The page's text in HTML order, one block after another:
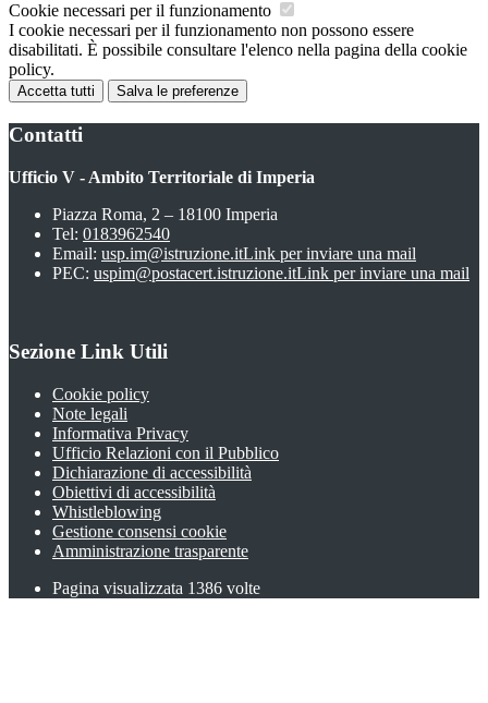
Cookie necessari per il funzionamento
I cookie necessari per il funzionamento non possono essere
disabilitati. È possibile consultare l'elenco nella pagina della cookie
policy.
Accetta tutti Salva le preferenze
Contatti
Ufficio V - Ambito Territoriale di Imperia
Piazza Roma, 2 – 18100 Imperia
Tel: 0183962540
Email: usp.im@istruzione.itLink per inviare una mail
PEC: uspim@postacert.istruzione.itLink per inviare una mail
Sezione Link Utili
Cookie policy
Note legali
Informativa Privacy
Ufficio Relazioni con il Pubblico
Dichiarazione di accessibilità
Obiettivi di accessibilità
Whistleblowing
Gestione consensi cookie
Amministrazione trasparente
Pagina visualizzata 1386 volte